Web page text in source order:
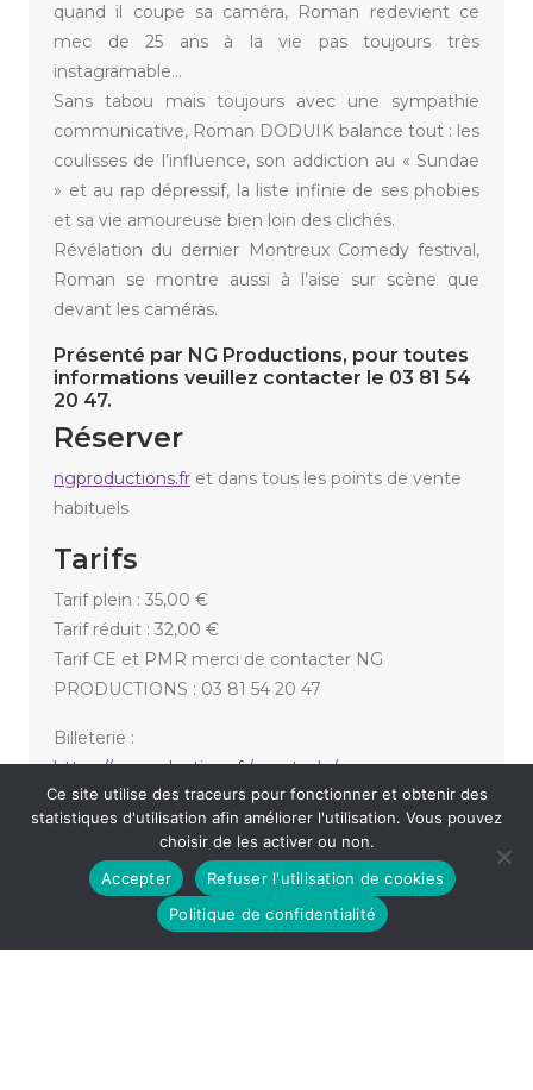
quand il coupe sa caméra, Roman redevient ce
mec de 25 ans à la vie pas toujours très
instagramable…
Sans tabou mais toujours avec une sympathie
communicative, Roman DODUIK balance tout : les
coulisses de l’influence, son addiction au « Sundae
» et au rap dépressif, la liste infinie de ses phobies
et sa vie amoureuse bien loin des clichés.
Révélation du dernier Montreux Comedy festival,
Roman se montre aussi à l’aise sur scène que
devant les caméras.
Présenté par NG Productions, pour toutes
informations veuillez contacter le 03 81 54
20 47.
Réserver
ngproductions.fr et dans tous les points de vente
habituels
Tarifs
Tarif plein : 35,00 €
Tarif réduit : 32,00 €
Tarif CE et PMR merci de contacter NG
PRODUCTIONS : 03 81 54 20 47
Billeterie :
https://ngproductions.fr/spectacle/roman-
doduik/64afc7207353a
DOULLY : « HIER J’ARRÊTE ! »
NICOLAS LACROIX
Ce site utilise des traceurs pour fonctionner et obtenir des
statistiques d'utilisation afin améliorer l'utilisation. Vous pouvez
choisir de les activer ou non.
Accepter
Refuser l'utilisation de cookies
Politique de confidentialité